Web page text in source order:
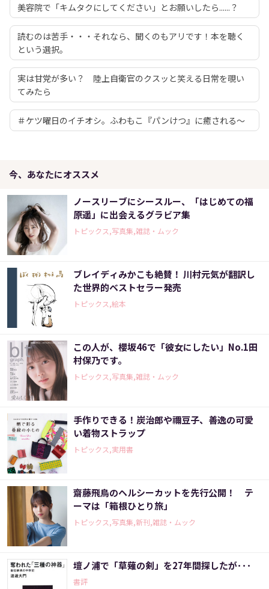
美容院で「キムタクにしてください」とお願いしたら......？
読むのは苦手・・・それなら、聞くのもアリです！本を聴く
という選択。
実は甘党が多い？ 陸上自衛官のクスッと笑える日常を覗い
てみたら
＃ケツ曜日のイチオシ。ふわもこ『パンけつ』に癒される～
今、あなたにオススメ
ノースリーブにシースルー、「はじめての福
原遥」に出会えるグラビア集
トピックス,写真集,雑誌・ムック
ブレイディみかこも絶賛！ 川村元気が翻訳し
た世界的ベストセラー発売
トピックス,絵本
この人が、櫻坂46で「彼女にしたい」No.1田
村保乃です。
トピックス,写真集,雑誌・ムック
手作りできる！炭治郎や禰豆子、善逸の可愛
い着物ストラップ
トピックス,実用書
齋藤飛鳥のヘルシーカットを先行公開！ テ
ーマは「箱根ひとり旅」
トピックス,写真集,新刊,雑誌・ムック
壇ノ浦で「草薙の剣」を27年間探したが･･･
書評